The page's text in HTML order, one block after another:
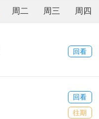
周二 周三 周四
回看
回看
往期